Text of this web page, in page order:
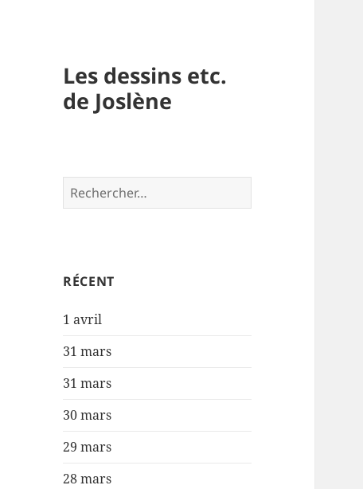
Les dessins etc.
de Joslène
Rechercher :
RÉCENT
1 avril
31 mars
31 mars
30 mars
29 mars
28 mars